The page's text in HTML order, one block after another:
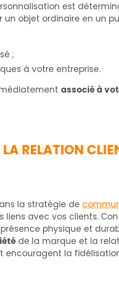
est
objet ordinaire en un
;
à votre entreprise.
associé à
RELATION
la stratégie de
liens avec vos clients.
physique et
de la marque et la
encouragent la